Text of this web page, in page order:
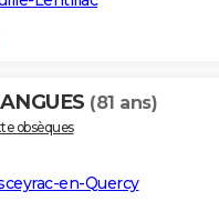
(81 ans)
obsèques
en-Quercy